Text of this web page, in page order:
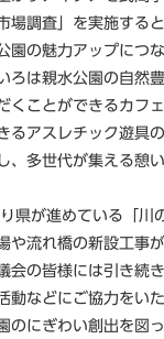
場調査」を実施する
園の魅力アップにつ
ろは親水公園の自然
くことができるカフ
るアスレチック遊具
、多世代が集える憩
県が進めている「川
や流れ橋の新設工事
会の皆様には引き続
動などにご協力をい
のにぎわい創出を図